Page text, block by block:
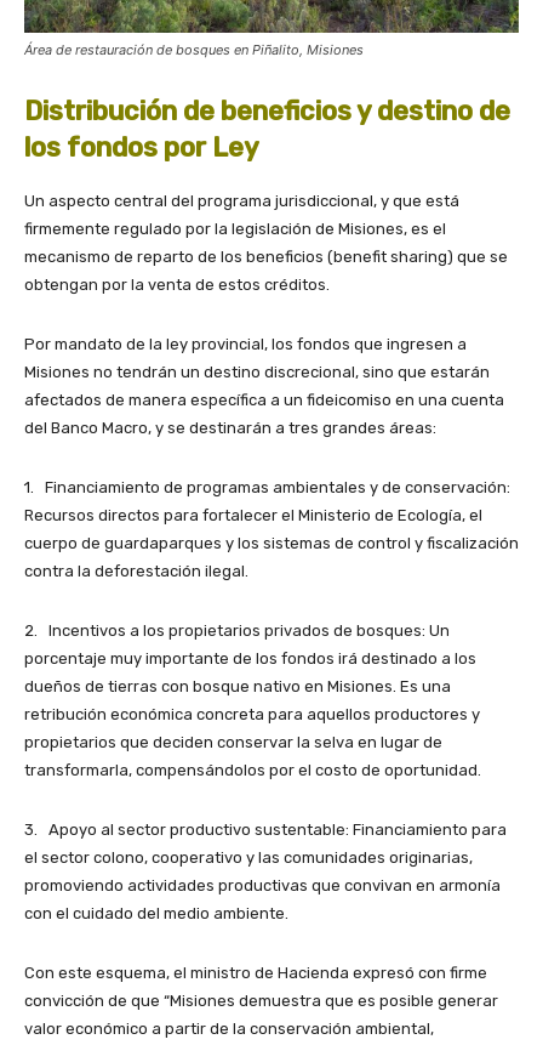
Área de restauración de bosques en Piñalito, Misiones
Distribución de beneficios y destino de
los fondos por Ley
Un aspecto central del programa jurisdiccional, y que está
firmemente regulado por la legislación de Misiones, es el
mecanismo de reparto de los beneficios (benefit sharing) que se
obtengan por la venta de estos créditos.
Por mandato de la ley provincial, los fondos que ingresen a
Misiones no tendrán un destino discrecional, sino que estarán
afectados de manera específica a un fideicomiso en una cuenta
del Banco Macro, y se destinarán a tres grandes áreas:
1. Financiamiento de programas ambientales y de conservación:
Recursos directos para fortalecer el Ministerio de Ecología, el
cuerpo de guardaparques y los sistemas de control y fiscalización
contra la deforestación ilegal.
2. Incentivos a los propietarios privados de bosques: Un
porcentaje muy importante de los fondos irá destinado a los
dueños de tierras con bosque nativo en Misiones. Es una
retribución económica concreta para aquellos productores y
propietarios que deciden conservar la selva en lugar de
transformarla, compensándolos por el costo de oportunidad.
3. Apoyo al sector productivo sustentable: Financiamiento para
el sector colono, cooperativo y las comunidades originarias,
promoviendo actividades productivas que convivan en armonía
con el cuidado del medio ambiente.
Con este esquema, el ministro de Hacienda expresó con firme
convicción de que “Misiones demuestra que es posible generar
valor económico a partir de la conservación ambiental,